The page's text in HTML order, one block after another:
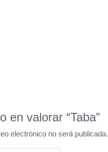
en valorar “Taba”
electrónico no será publicada.